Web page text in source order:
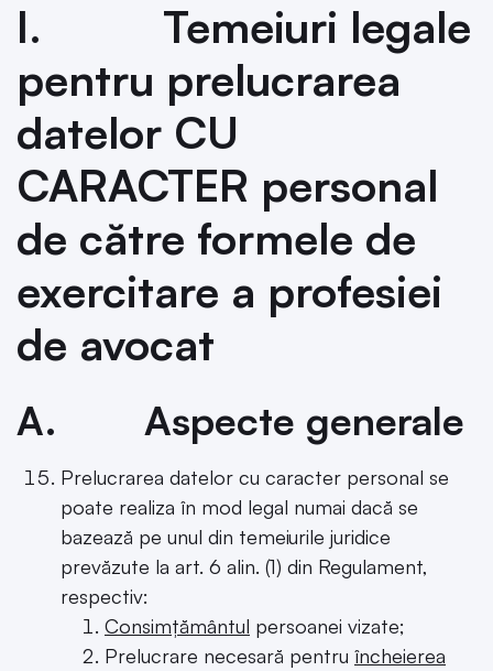
I. Temeiuri legale
pentru prelucrarea
datelor CU
CARACTER personal
de către formele de
exercitare a profesiei
de avocat
A. Aspecte generale
Prelucrarea datelor cu caracter personal se
poate realiza în mod legal numai dacă se
bazează pe unul din temeiurile juridice
prevăzute la art. 6 alin. (1) din Regulament,
respectiv:
Consimțământul persoanei vizate;
Prelucrare necesară pentru încheierea